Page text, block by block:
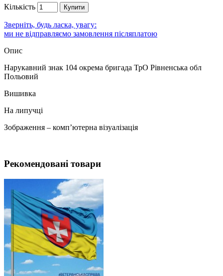
Кількість Купити
Зверніть, будь ласка, увагу:
ми не відправляємо замовлення післяплатою
Опис
Нарукавний знак 104 окрема бригада ТрО Рівненська обл
Польовий
Вишивка
На липучці
Зображення – комп’ютерна візуалізація
Рекомендовані товари